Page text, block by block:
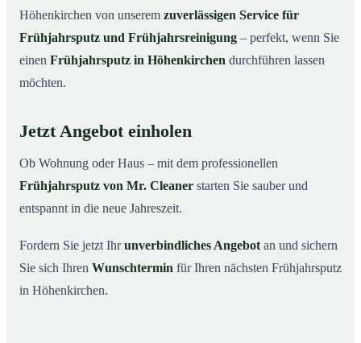
Höhenkirchen von unserem zuverlässigen Service für
Frühjahrsputz und Frühjahrsreinigung – perfekt, wenn Sie
einen Frühjahrsputz in Höhenkirchen durchführen lassen
möchten.
Jetzt Angebot einholen
Ob Wohnung oder Haus – mit dem professionellen
Frühjahrsputz von Mr. Cleaner starten Sie sauber und
entspannt in die neue Jahreszeit.
Fordern Sie jetzt Ihrunverbindliches Angebot an und sichern
Sie sich Ihren Wunschtermin für Ihren nächsten Frühjahrsputz
in Höhenkirchen.